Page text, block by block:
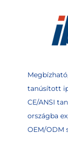
tanúsított
CE/ANSI
országba
OEM/ODM